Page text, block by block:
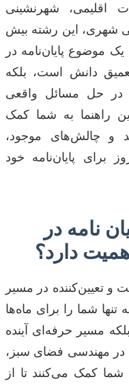
اقلیمی، شهرنشینی
شهری، این رشته بیش
موضوع پایان‌نامه در
دانش است، بلکه
در حل مسائل واقعی
راهنما به شما کمک
و چالش‌های موجود،
برای پایان‌نامه خود
نامه در
دارد؟
و تعیین‌کننده در مسیر
شما را برای ماه‌ها
مسیر حرفه‌ای آینده
در مهندسی فضای سبز،
شما کمک می‌کنند تا از